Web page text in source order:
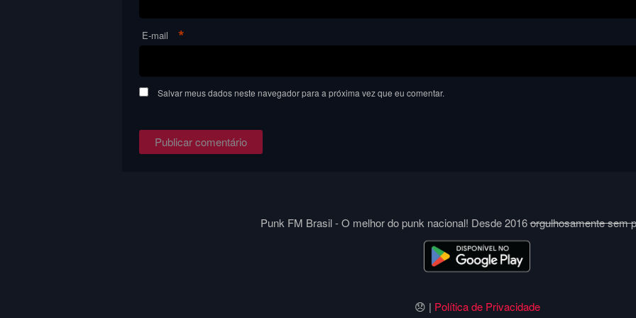
E-mail *
Salvar meus dados neste navegador para a próxima vez que eu comentar.
Punk FM Brasil - O melhor do punk nacional! Desde 2016orgulhosamente sem
😞 | Política de Privacidade